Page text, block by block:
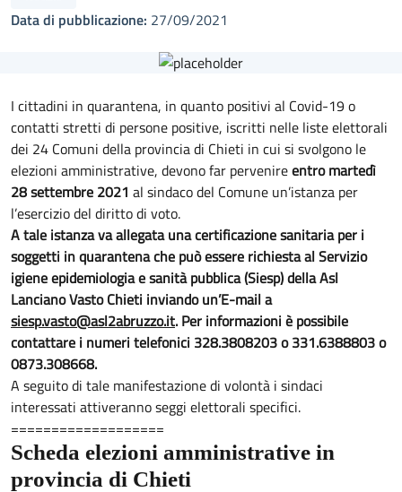
Data di pubblicazione: 27/09/2021
I cittadini in quarantena, in quanto positivi al Covid-19 o
contatti stretti di persone positive, iscritti nelle liste elettorali
dei 24 Comuni della provincia di Chieti in cui si svolgono le
elezioni amministrative, devono far pervenireentro martedì
28 settembre 2021 al sindaco del Comune un’istanza per
l’esercizio del diritto di voto.
A tale istanza va allegata una certificazione sanitaria per i
soggetti in quarantena che può essere richiesta al Servizio
igiene epidemiologia e sanità pubblica (Siesp) della Asl
Lanciano Vasto Chieti inviando un’E-mail a
siesp.vasto@asl2abruzzo.it. Per informazioni è possibile
contattare i numeri telefonici 328.3808203 o 331.6388803 o
0873.308668.
A seguito di tale manifestazione di volontà i sindaci
interessati attiveranno seggi elettorali specifici.
===================
Scheda elezioni amministrative in
provincia di Chieti